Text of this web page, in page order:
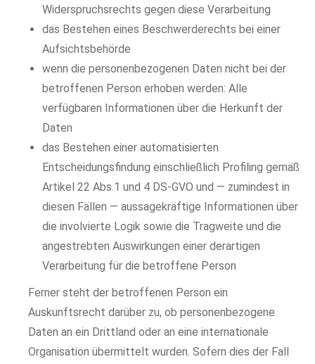
Widerspruchsrechts gegen diese Verarbeitung
das Bestehen eines Beschwerderechts bei einer
Aufsichtsbehörde
wenn die personenbezogenen Daten nicht bei der
betroffenen Person erhoben werden: Alle
verfügbaren Informationen über die Herkunft der
Daten
das Bestehen einer automatisierten
Entscheidungsfindung einschließlich Profiling gemäß
Artikel 22 Abs.1 und 4 DS-GVO und — zumindest in
diesen Fällen — aussagekräftige Informationen über
die involvierte Logik sowie die Tragweite und die
angestrebten Auswirkungen einer derartigen
Verarbeitung für die betroffene Person
Ferner steht der betroffenen Person ein
Auskunftsrecht darüber zu, ob personenbezogene
Daten an ein Drittland oder an eine internationale
Organisation übermittelt wurden. Sofern dies der Fall